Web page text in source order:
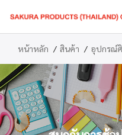
หน้าหลัก สินค้า อุปกรณ์